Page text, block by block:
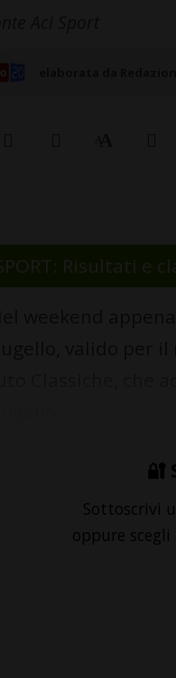
Risultati e
🔐
Sottoscrivi
oppure scegli